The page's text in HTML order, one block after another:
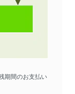
期間のお支払い